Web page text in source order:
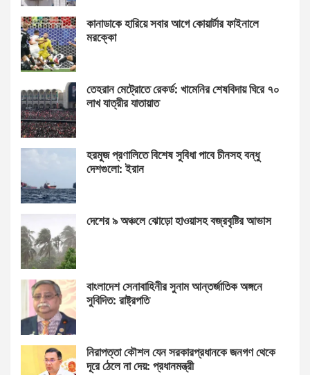
কানাডাকে হারিয়ে সবার আগে কোয়ার্টার ফাইনালে
মরক্কো
তেহরান মেট্রোতে রেকর্ড: খামেনির শেষবিদায় ঘিরে ৭০
লাখ যাত্রীর যাতায়াত
হরমুজ প্রণালিতে বিশেষ সুবিধা পাবে চীনসহ বন্ধু
দেশগুলো: ইরান
দেশের ৯ অঞ্চলে ঝোড়ো হাওয়াসহ বজ্রবৃষ্টির আভাস
বাংলাদেশ সেনাবাহিনীর সুনাম আন্তর্জাতিক অঙ্গনে
সুবিদিত: রাষ্ট্রপতি
নিরাপত্তা কৌশল যেন সরকারপ্রধানকে জনগণ থেকে
দূরে ঠেলে না দেয়: প্রধানমন্ত্রী